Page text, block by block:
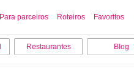
Para parceiros Roteiros Favoritos
Restaurantes Blog